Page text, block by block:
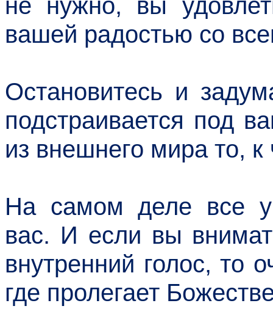
вашей радостью со
Остановитесь и
подстраивается под
из внешнего мира то,
На самом деле все
вас. И если вы
внутренний голос, то
где пролегает